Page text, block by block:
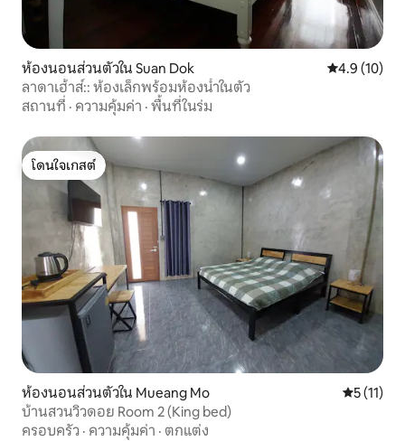
ห้องนอนส่วนตัวใน Suan Dok คะแนนเฉลี่ย
4.9 (10)
ลาดาเฮ้าส์:: ห้องเล็กพร้อมห้องน้ำในตัว
สถานที่ · ความคุ้มค่า · พื้นที่ในร่ม
โดนใจเกสต์
โดนใจเกสต์
ห้องนอนส่วนตัวใน Mueang Mo คะแนนเฉ
5 (11)
บ้านสวนวิวดอย Room 2 (King bed)
ครอบครัว · ความคุ้มค่า · ตกแต่ง